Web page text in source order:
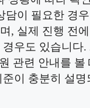
담이 필요한 경
, 실제 진행 전
우도 있습니다.
관련 안내를 볼
이 충분히 설명